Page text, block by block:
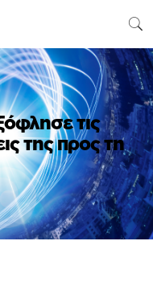
τις
της προς τη